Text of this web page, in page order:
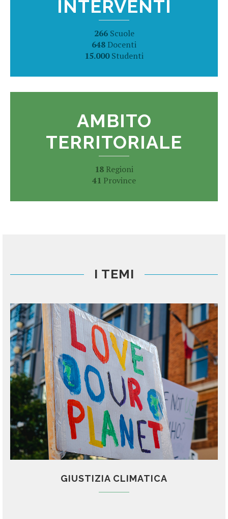
INTERVENTI
266Scuole
648 Docenti
15.000Studenti
AMBITO
TERRITORIALE
18 Regioni
41 Province
I TEMI
GIUSTIZIA CLIMATICA